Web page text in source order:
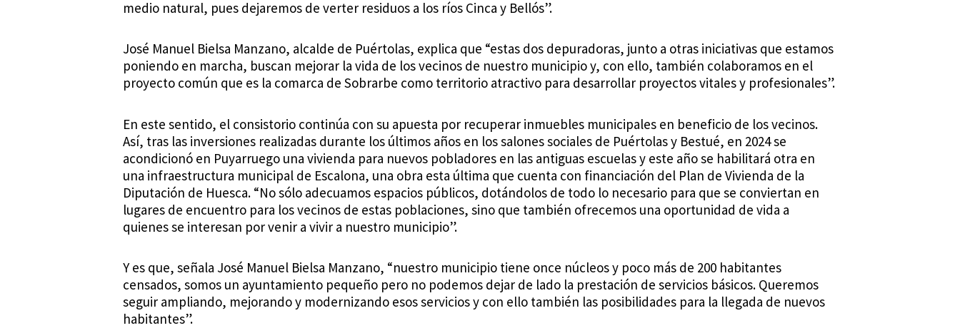
medio natural, pues dejaremos de verter residuos a los ríos Cinca y Bellós”.
José Manuel Bielsa Manzano, alcalde de Puértolas, explica que “estas dos depuradoras, junto a otras iniciativas que estamos
poniendo en marcha, buscan mejorar la vida de los vecinos de nuestro municipio y, con ello, también colaboramos en el
proyecto común que es la comarca de Sobrarbe como territorio atractivo para desarrollar proyectos vitales y profesionales”.
En este sentido, el consistorio continúa con su apuesta por recuperar inmuebles municipales en beneficio de los vecinos.
Así, tras las inversiones realizadas durante los últimos años en los salones sociales de Puértolas y Bestué, en 2024 se
acondicionó en Puyarruego una vivienda para nuevos pobladores en las antiguas escuelas y este año se habilitará otra en
una infraestructura municipal de Escalona, una obra esta última que cuenta con financiación del Plan de Vivienda de la
Diputación de Huesca. “No sólo adecuamos espacios públicos, dotándolos de todo lo necesario para que se conviertan en
lugares de encuentro para los vecinos de estas poblaciones, sino que también ofrecemos una oportunidad de vida a
quienes se interesan por venir a vivir a nuestro municipio”.
Y es que, señala José Manuel Bielsa Manzano, “nuestro municipio tiene once núcleos y poco más de 200 habitantes
censados, somos un ayuntamiento pequeño pero no podemos dejar de lado la prestación de servicios básicos. Queremos
seguir ampliando, mejorando y modernizando esos servicios y con ello también las posibilidades para la llegada de nuevos
habitantes”.